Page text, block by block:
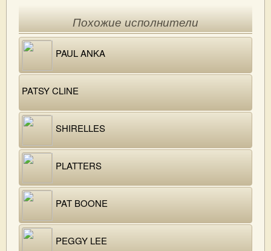
Похожие исполнители
PAUL ANKA
PATSY CLINE
SHIRELLES
PLATTERS
PAT BOONE
PEGGY LEE